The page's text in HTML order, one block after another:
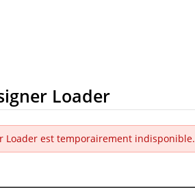
Loader
Loader est temporairement indisponible.